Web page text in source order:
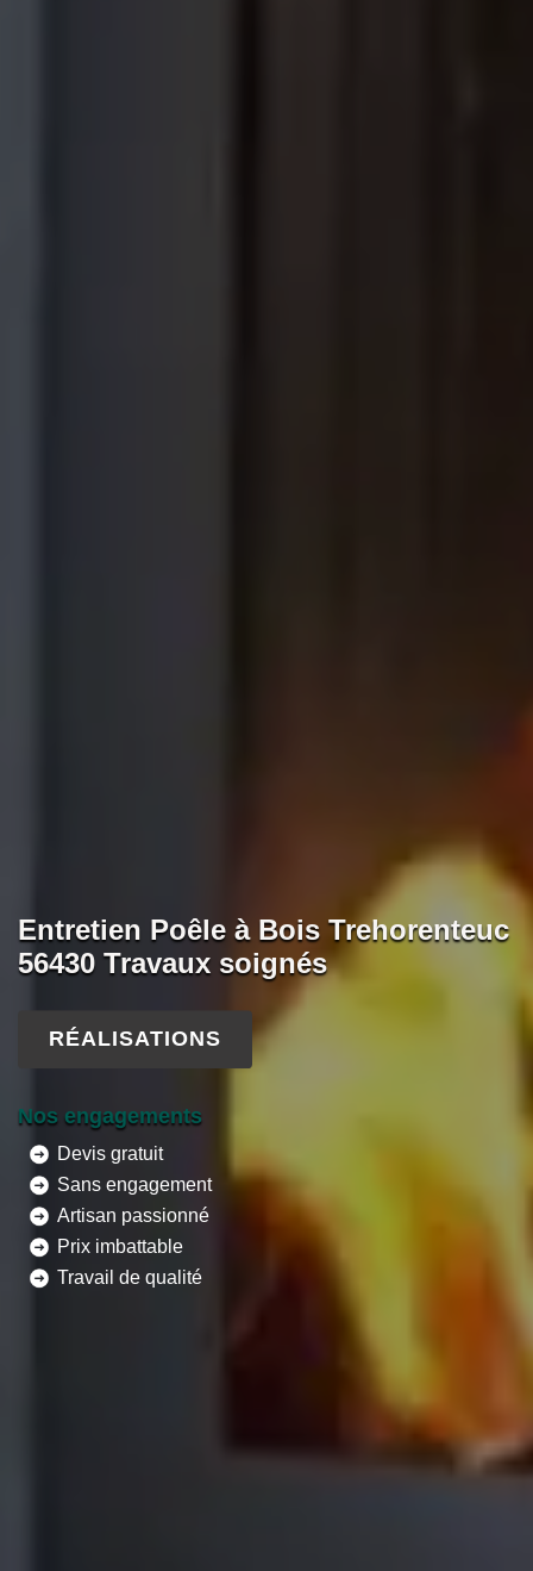
Entretien Poêle à Bois Trehorenteuc
56430 Travaux soignés
RÉALISATIONS
Nos engagements
Devis gratuit
Sans engagement
Artisan passionné
Prix imbattable
Travail de qualité